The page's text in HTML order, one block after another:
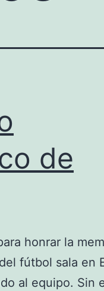
de
honrar la
fútbol sala en
al equipo. Sin